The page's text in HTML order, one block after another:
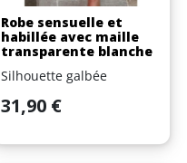
Robe sensuelle et
habillée avec maille
transparente blanche
Silhouette galbée
Prix
31,90 €